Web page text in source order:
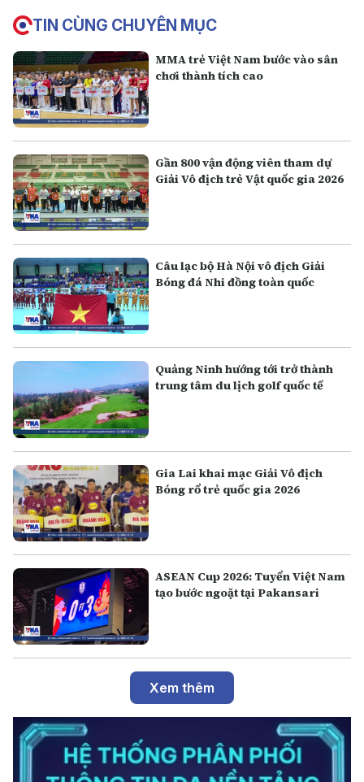
TIN CÙNG CHUYÊN MỤC
MMA trẻ Việt Nam bước vào sân
chơi thành tích cao
Gần 800 vận động viên tham dự
Giải Vô địch trẻ Vật quốc gia 2026
Câu lạc bộ Hà Nội vô địch Giải
Bóng đá Nhi đồng toàn quốc
Quảng Ninh hướng tới trở thành
trung tâm du lịch golf quốc tế
Gia Lai khai mạc Giải Vô địch
Bóng rổ trẻ quốc gia 2026
ASEAN Cup 2026: Tuyển Việt Nam
tạo bước ngoặt tại Pakansari
Xem thêm